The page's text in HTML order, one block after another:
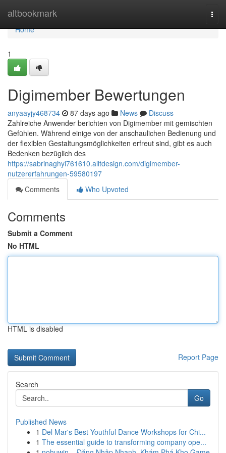
altbookmark
Home
Home
1
Digimember Bewertungen
anyaayjy468734 87 days ago News
Discuss
Zahlreiche Anwender berichten von Digimember mit gemischten
Gefühlen. Während einige von der anschaulichen Bedienung und
der flexiblen Gestaltungsmöglichkeiten erfreut sind, gibt es auch
Bedenken bezüglich des
https://sabrinaghyi761610.alltdesign.com/digimember-
nutzererfahrungen-59580197
Comments
Who Upvoted
Comments
Submit a Comment
No HTML
HTML is disabled
Report Page
Search
Go
Published News
1 Del Mar's Best Youthful Dance Workshops for Chi...
1 The essential guide to transforming company ope...